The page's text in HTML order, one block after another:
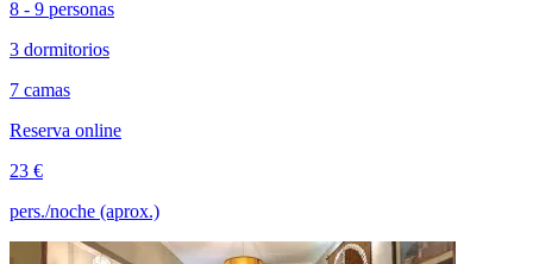
8 - 9 personas
3 dormitorios
7 camas
Reserva online
23 €
pers./noche (aprox.)